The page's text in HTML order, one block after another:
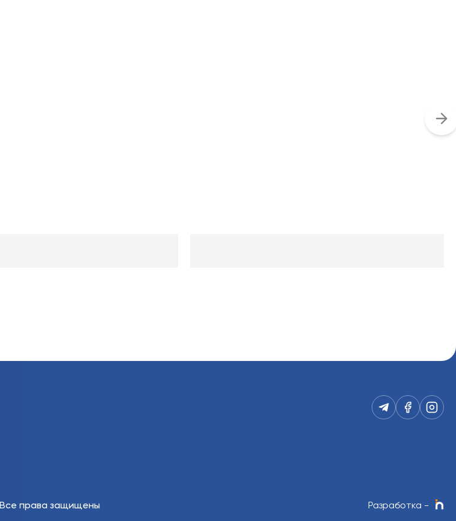
Все права защищены Разработка -